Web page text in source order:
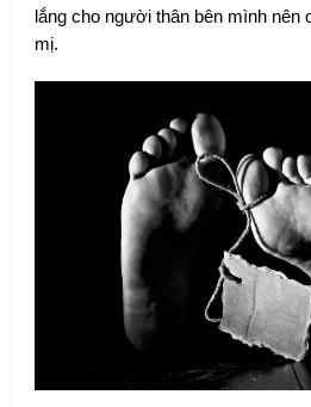
lắng cho người thân bên mình nên
mị.